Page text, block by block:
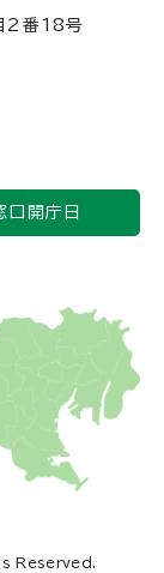
2番18号
口開庁日
Reserved.